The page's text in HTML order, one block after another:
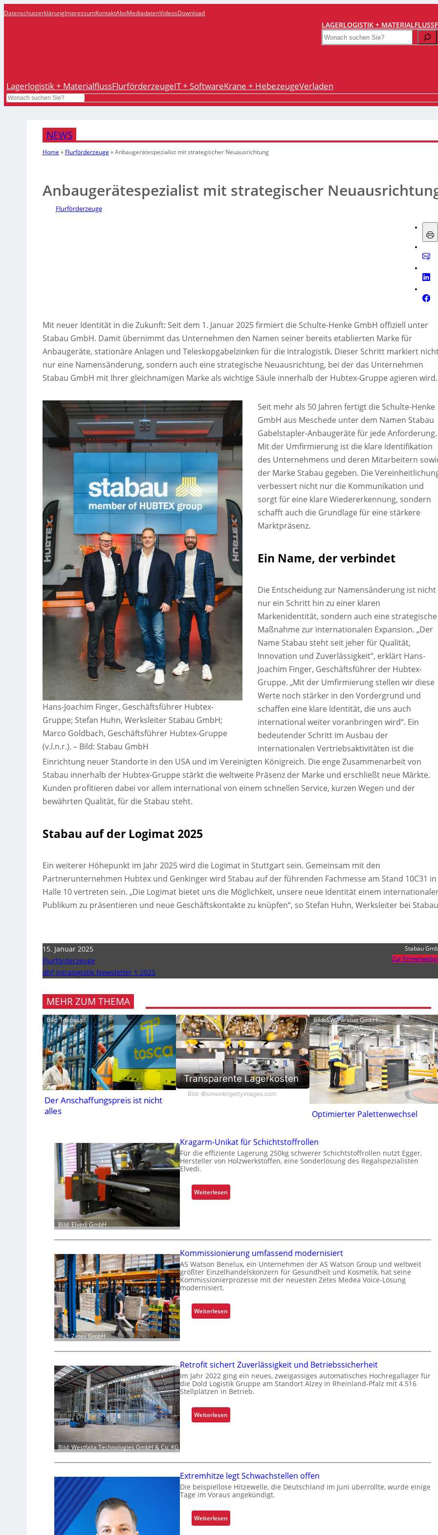
DatenschutzerklärungImpressumKontaktAboMediadatenVideosDownload
LAGERLOGISTIK + MATERIALFLUSS
Search
Lagerlogistik + MaterialflussFlurförderzeugeIT + SoftwareKrane + HebezeugeVerladen
Search
NEWS
Home » Flurförderzeuge »Anbaugerätespezialist mit strategischer Neuausrichtung
Anbaugerätespezialist mit strategischer
Flurförderzeuge
Mit neuer Identität in die Zukunft: Seit dem 1. Januar 2025 firmiert die Schulte-Henke GmbH offiziell unter
Stabau GmbH. Damit übernimmt das Unternehmen den Namen seiner bereits etablierten Marke für
Anbaugeräte, stationäre Anlagen und Teleskopgabelzinken für die Intralogistik. Dieser Schritt markiert
nur eine Namensänderung, sondern auch eine strategische Neuausrichtung, bei der das Unternehmen
Stabau GmbH mit Ihrer gleichnamigen Marke als wichtige Säule innerhalb der Hubtex-Gruppe agieren wird.
Hans-Joachim Finger, Geschäftsführer Hubtex-
Gruppe; Stefan Huhn, Werksleiter Stabau GmbH;
Marco Goldbach, Geschäftsführer Hubtex-Gruppe
(v.l.n.r.). – Bild: Stabau GmbH
Seit mehr als 50 Jahren fertigt die Schulte-Henke
GmbH aus Meschede unter dem Namen Stabau
Gabelstapler-Anbaugeräte für jede Anforderung.
Mit der Umfirmierung ist die klare Identifikation
des Unternehmens und deren Mitarbeitern
der Marke Stabau gegeben. Die
verbessert nicht nur die Kommunikation und
sorgt für eine klare Wiedererkennung, sondern
schafft auch die Grundlage für eine stärkere
Marktpräsenz.
Ein Name, der verbindet
Die Entscheidung zur Namensänderung ist nicht
nur ein Schritt hin zu einer klaren
Markenidentität, sondern auch eine strategische
Maßnahme zur internationalen Expansion. „Der
Name Stabau steht seit jeher für Qualität,
Innovation und Zuverlässigkeit“, erklärt Hans-
Joachim Finger, Geschäftsführer der Hubtex-
Gruppe. „Mit der Umfirmierung stellen wir diese
Werte noch stärker in den Vordergrund und
schaffen eine klare Identität, die uns auch
international weiter voranbringen wird“. Ein
bedeutender Schritt im Ausbau der
internationalen Vertriebsaktivitäten ist die
Einrichtung neuer Standorte in den USA und im Vereinigten Königreich. Die enge Zusammenarbeit von
Stabau innerhalb der Hubtex-Gruppe stärkt die weltweite Präsenz der Marke und erschließt neue Märkte.
Kunden profitieren dabei vor allem international von einem schnellen Service, kurzen Wegen und der
bewährten Qualität, für die Stabau steht.
Stabau auf der Logimat 2025
Ein weiterer Höhepunkt im Jahr 2025 wird die Logimat in Stuttgart sein. Gemeinsam mit den
Partnerunternehmen Hubtex und Genkinger wird Stabau auf der führenden Fachmesse am Stand 10C31 in
Halle 10 vertreten sein. „Die Logimat bietet uns die Möglichkeit, unsere neue Identität einem
Publikum zu präsentieren und neue Geschäftskontakte zu knüpfen“, so Stefan Huhn, Werksleiter bei
15. Januar 2025
Flurförderzeuge
dhf Intralogistik Newsletter 1 2025
Stabau
Zur
MEHR ZUM THEMA
Bild: Tosca Ltd.
Der Anschaffungspreis ist nicht
alles
Transparente Lagerkosten
Bild: ©simonkr/gettyimages.com
Bild: SW-Paratus GmbH
Optimierter Palettenwechsel
Bild: Elvedi GmbH
Kragarm-Unikat für Schichtstoffrollen
Für die effiziente Lagerung 250kg schwerer Schichtstoffrollen nutzt Egger,
Hersteller von Holzwerkstoffen, eine Sonderlösung des Regalspezialisten
Elvedi.
Weiterlesen:
K
a
r
m
-
U
i
k
r
S
c
i
c
f
f
r
o
l
Bild: Zetes GmbH
Kommissionierung umfassend modernisiert
AS Watson Benelux, ein Unternehmen der AS Watson Group und weltweit
größter Einzelhandelskonzern für Gesundheit und Kosmetik, hat seine
Kommissionierprozesse mit der neuesten Zetes Medea Voice-Lösung
modernisiert.
Weiterlesen:
K
m
i
s
s
n
i
n
g
u
m
a
s
Bild: Westfalia Technologies GmbH & Co. KG
Retrofit sichert Zuverlässigkeit und Betriebssicherheit
Im Jahr 2022 ging ein neues, zweigassiges automatisches Hochregallager für
die Dold Logistik Gruppe am Standort Alzey in Rheinland-Pfalz mit 4.516
Stellplätzen in Betrieb.
Weiterlesen:
R
o
f
i
t
i
c
Extremhitze legt Schwachstellen offen
Die beispiellose Hitzewelle, die Deutschland im Juni überrollte, wurde einige
Tage im Voraus angekündigt.
Weiterlesen:
E